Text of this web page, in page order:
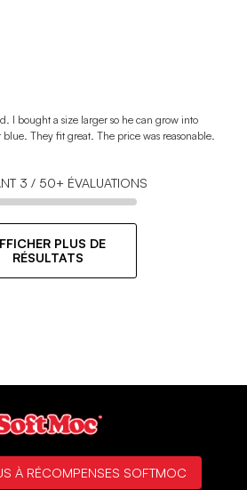
I bought a size larger so he can grow into
They fit great. The price was reasonable.
3 / 50+ ÉVALUATIONS
PLUS DE
RÉSULTATS
À RÉCOMPENSES SOFTMOC